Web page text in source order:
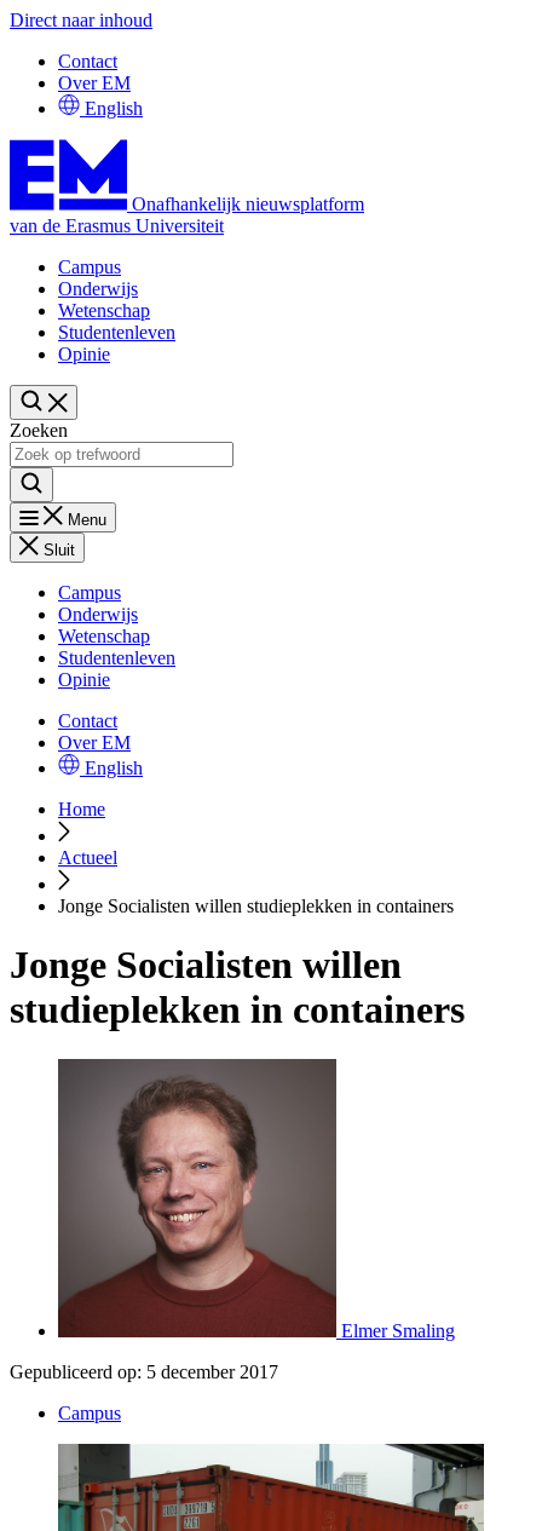
Direct naar inhoud
Contact
Over EM
English
Onafhankelijk nieuwsplatform
van de Erasmus Universiteit
Campus
Onderwijs
Wetenschap
Studentenleven
Opinie
Zoeken
Menu
Sluit
Campus
Onderwijs
Wetenschap
Studentenleven
Opinie
Contact
Over EM
English
Home
Actueel
Jonge Socialisten willen studieplekken in containers
Jonge Socialisten willen
studieplekken in containers
Elmer Smaling
Gepubliceerd op: 5 december 2017
Campus